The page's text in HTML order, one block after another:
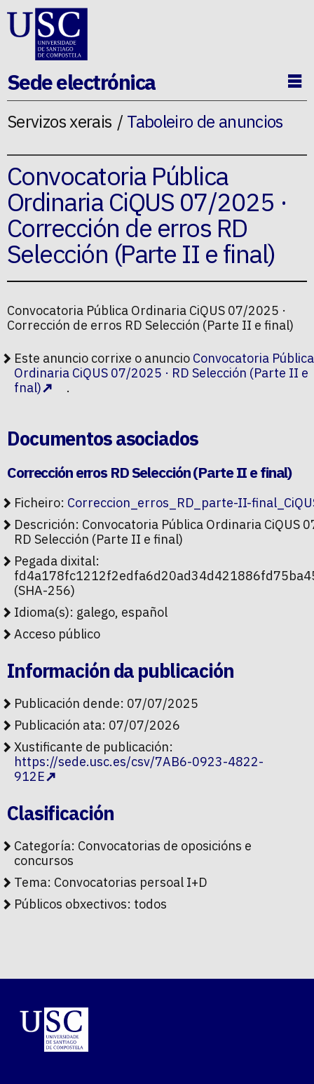
Ir ao contido da p�xina
Sede electrónica
Servizos xerais Taboleiro de anuncios
Convocatoria Pública
Ordinaria CiQUS 07/2025 ·
Corrección de erros RD
Selección (Parte II e final)
Convocatoria Pública Ordinaria CiQUS 07/2025 ·
Corrección de erros RD Selección (Parte II e final)
Este anuncio corrixe o anuncio Convocatoria Pública
Ordinaria CiQUS 07/2025 · RD Selección (Parte II e
fnal)
.
Documentos asociados
Corrección erros RD Selección (Parte II e final)
Ficheiro: Correccion_erros_RD_parte-II-
Descrición: Convocatoria Pública Ordinaria CiQUS
RD Selección (Parte II e final)
Pegada dixital:
(SHA-256)
Idioma(s): galego, español
Acceso público
Información da publicación
Publicación dende: 07/07/2025
Publicación ata: 07/07/2026
Xustificante de publicación:
https://sede.usc.es/csv/7AB6-0923-4822-
912E
Clasificación
Categoría: Convocatorias de oposicións e
concursos
Tema: Convocatorias persoal I+D
Públicos obxectivos: todos